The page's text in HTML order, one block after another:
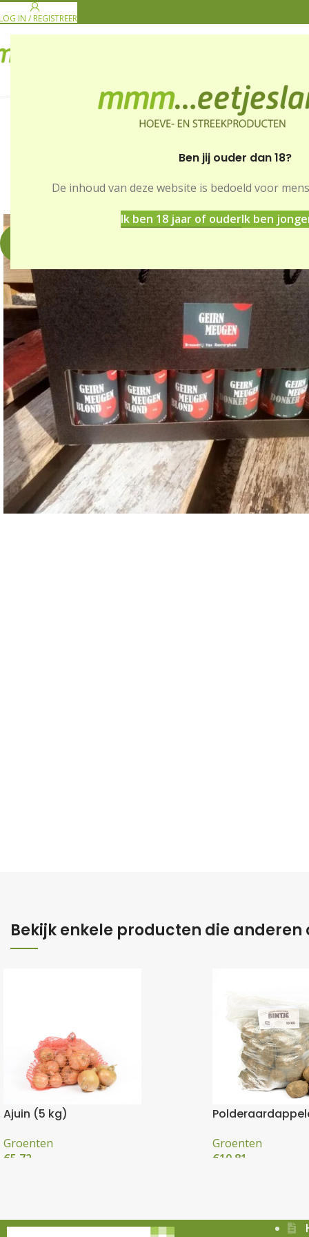
Ben jij ouder dan 18?
De inhoud van deze website is bedoeld voor
Ik ben 18 jaar of ouderIk ben
IN / REGISTREER
Home Winkel Dranken Streekbieren Geirn Meugen
Bekijk enkele producten die anderen
Ajuin (5 kg)
Groenten
€5,72
Groenten
€10,81